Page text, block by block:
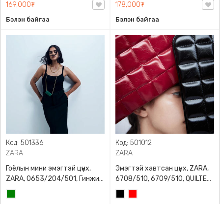
169,000₮
Бэлэн байгаа
178,000₮
Бэлэн байгаа
Код: 501336
ZARA
Гоёлын мини эмэгтэй цүнх,
ZARA, 0653/204/501, Гинжин
оосортой, Дотроо тольтой
Код: 501012
ZARA
Эмэгтэй хавтсан цүнх, ZARA,
6708/510, 6709/510, QUILTED
CLUTCH BAGDETAILS, Лакан,
Гинжин оосортой